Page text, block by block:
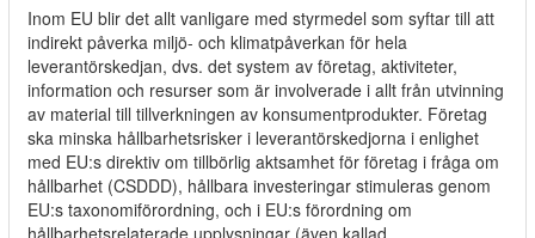
Inom EU blir det allt vanligare med styrmedel som syftar till att
indirekt påverka miljö- och klimatpåverkan för hela
leverantörskedjan, dvs. det system av företag, aktiviteter,
information och resurser som är involverade i allt från utvinning
av material till tillverkningen av konsumentprodukter. Företag
ska minska hållbarhetsrisker i leverantörskedjorna i enlighet
med EU:s direktiv om tillbörlig aktsamhet för företag i fråga om
hållbarhet (CSDDD), hållbara investeringar stimuleras genom
EU:s taxonomiförordning, och i EU:s förordning om
hållbarhetsrelaterade upplysningar (även kallad